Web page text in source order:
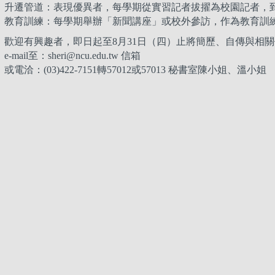
升遷管道：表現優異者，每學期從實習記者拔擢為校園記者，
教育訓練：每學期舉辦「新聞講座」或校外參訪，作為教育訓
歡迎有興趣者，即日起至8月31日（四）止將簡歷、自傳與相
e-mail至：sheri@ncu.edu.tw 信箱
或電洽：(03)422-7151轉57012或57013 秘書室陳小姐、溫小姐